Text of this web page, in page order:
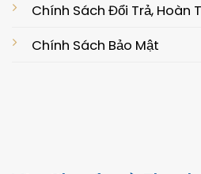
Chính Sách Đổi Trả, Hoàn
Chính Sách Bảo Mật